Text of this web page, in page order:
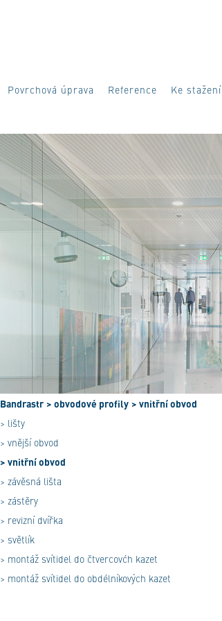
Povrchová úprava Reference Ke stažení
Bandrastr > obvodové profily > vnitřní obvod
> lišty
> vnější obvod
> vnitřní obvod
> závěsná lišta
> zástěry
> revizní dvířka
> světlík
> montáž svítidel do čtvercovćh kazet
> montáž svítidel do obdélníkových kazet